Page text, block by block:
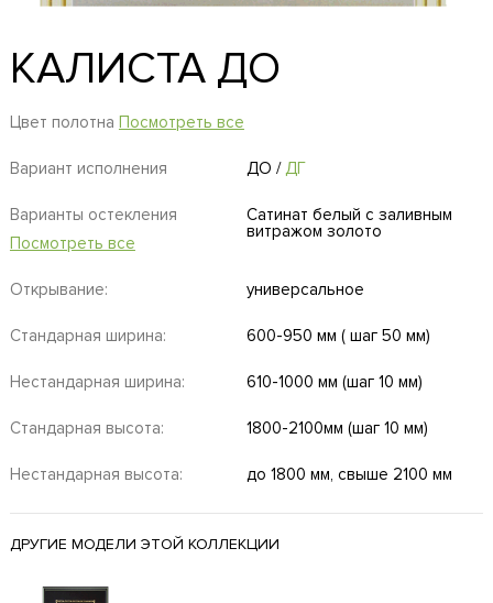
КАЛИСТА ДО
Цвет полотна Посмотреть все
Вариант исполнения ДО /ДГ
Варианты остекления
Посмотреть все
Сатинат белый с заливным
витражом золото
Открывание: универсальное
Стандарная ширина: 600-950 мм ( шаг 50 мм)
Нестандарная ширина: 610-1000 мм (шаг 10 мм)
Стандарная высота: 1800-2100мм (шаг 10 мм)
Нестандарная высота: до 1800 мм, свыше 2100 мм
ДРУГИЕ МОДЕЛИ ЭТОЙ КОЛЛЕКЦИИ